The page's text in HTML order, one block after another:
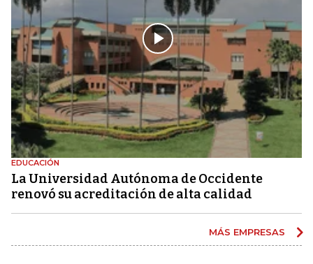
EDUCACIÓN
La Universidad Autónoma de Occidente
renovó su acreditación de alta calidad
MÁS EMPRESAS